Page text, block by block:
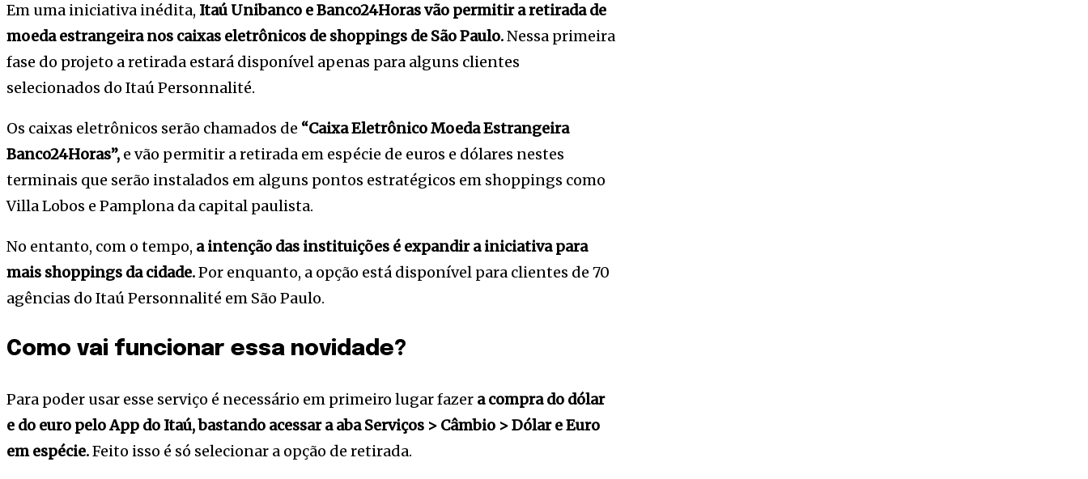
Em uma iniciativa inédita, Itaú Unibanco e Banco24Horas vão permitir a retirada de
moeda estrangeira nos caixas eletrônicos de shoppings de São Paulo.Nessa primeira
fase do projeto a retirada estará disponível apenas para alguns clientes
selecionados do Itaú Personnalité.
Os caixas eletrônicos serão chamados de “Caixa Eletrônico Moeda Estrangeira
Banco24Horas”, e vão permitir a retirada em espécie de euros e dólares nestes
terminais que serão instalados em alguns pontos estratégicos em shoppings como
Villa Lobos e Pamplona da capital paulista.
No entanto, com o tempo, a intenção das instituições é expandir a iniciativa para
mais shoppings da cidade.Por enquanto, a opção está disponível para clientes de 70
agências do Itaú Personnalité em São Paulo.
Como vai funcionar essa novidade?
Para poder usar esse serviço é necessário em primeiro lugar fazer a compra do dólar
e do euro pelo App do Itaú, bastando acessar a aba Serviços > Câmbio > Dólar e Euro
em espécie.Feito isso é só selecionar a opção de retirada.